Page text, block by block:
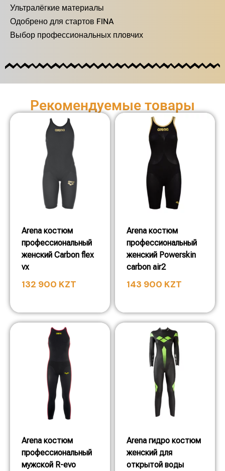
Ультралёгкие материалы
Одобрено для стартов FINA
Выбор профессиональных пловчих
Рекомендуемые товары
Arena костюм
профессиональный
женский Carbon flex
vx
132 900 KZT
Arena костюм
профессиональный
женский Powerskin
carbon air2
143 900 KZT
Arena костюм
профессиональный
мужской R-evo
Arena гидро костюм
женский для
открытой воды